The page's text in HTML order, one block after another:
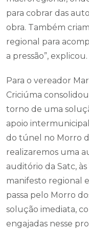
para cobrar das
obra. Também
regional para
a pressão”, explicou.
Para o vereador
Criciúma
torno de uma
apoio
do túnel no Morro
realizaremos uma
auditório da Satc,
manifesto regional
passa pelo Morro
solução imediata,
engajadas nesse